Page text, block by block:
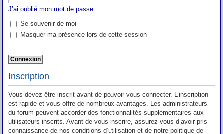
J’ai oublié mon mot de passe
Se souvenir de moi
Masquer ma présence lors de cette session
Inscription
Vous devez être inscrit avant de pouvoir vous connecter. L’inscription
est rapide et vous offre de nombreux avantages. Les administrateurs
du forum peuvent accorder des fonctionnalités supplémentaires aux
utilisateurs inscrits. Avant de vous inscrire, assurez-vous d’avoir pris
connaissance de nos conditions d’utilisation et de notre politique de